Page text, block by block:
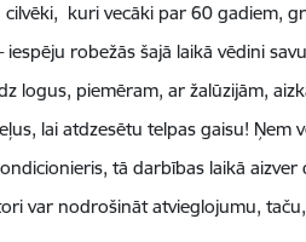
kuri vecāki par 60 gadiem,
iespēju robežās šajā laikā vēdini
logus, piemēram, ar žalūzijām,
lai atdzesētu telpas gaisu! Ņem
tā darbības laikā aizver
var nodrošināt atvieglojumu,